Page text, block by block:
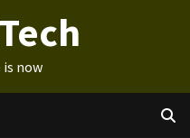
is now